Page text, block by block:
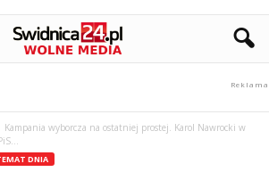
Kampania wyborcza na ostatniej prostej. Karol Nawrocki w
DNIA